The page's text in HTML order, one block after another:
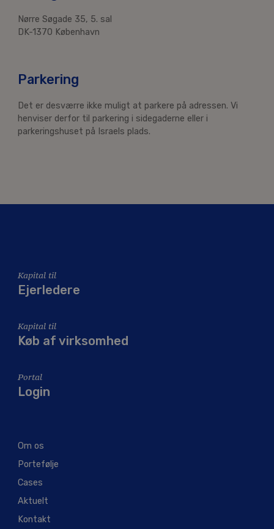
Nørre Søgade 35, 5. sal
DK-1370 København
Parkering
Det er desværre ikke muligt at parkere på adressen. Vi
henviser derfor til parkering i sidegaderne eller i
parkeringshuset på Israels plads.
Kapital til
Ejerledere
Kapital til
Køb af virksomhed
Portal
Login
Om os
Portefølje
Cases
Aktuelt
Kontakt